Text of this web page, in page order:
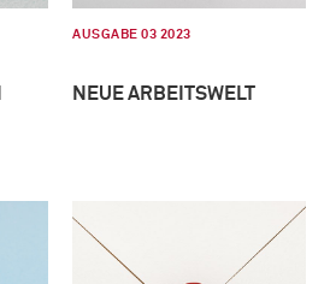
AUSGABE 03 2023
NEUE ARBEITSWELT